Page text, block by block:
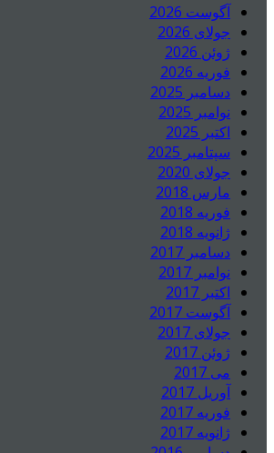
آگوست 2026
جولای 2026
ژوئن 2026
فوریه 2026
دسامبر 2025
نوامبر 2025
اکتبر 2025
سپتامبر 2025
جولای 2020
مارس 2018
فوریه 2018
ژانویه 2018
دسامبر 2017
نوامبر 2017
اکتبر 2017
آگوست 2017
جولای 2017
ژوئن 2017
می 2017
آوریل 2017
فوریه 2017
ژانویه 2017